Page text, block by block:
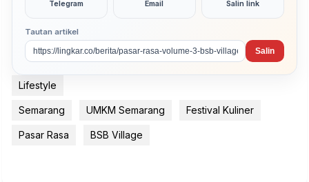
Telegram Email Salin link
Tautan artikel
Salin
Lifestyle
Semarang UMKM Semarang Festival Kuliner
Pasar Rasa BSB Village